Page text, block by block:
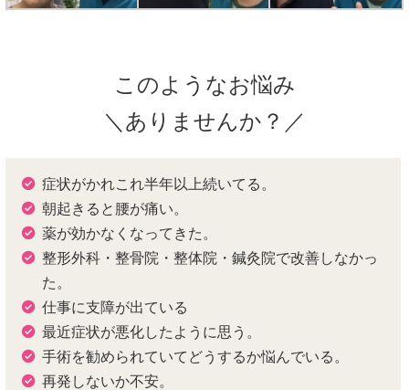
このようなお悩み
＼ありませんか？／
症状がかれこれ半年以上続いてる。
朝起きると腰が痛い。
薬が効かなくなってきた。
整形外科・整骨院・整体院・鍼灸院で改善しなかっ
た。
仕事に支障が出ている
最近症状が悪化したように思う。
手術を勧められていてどうするか悩んでいる。
再発しないか不安。